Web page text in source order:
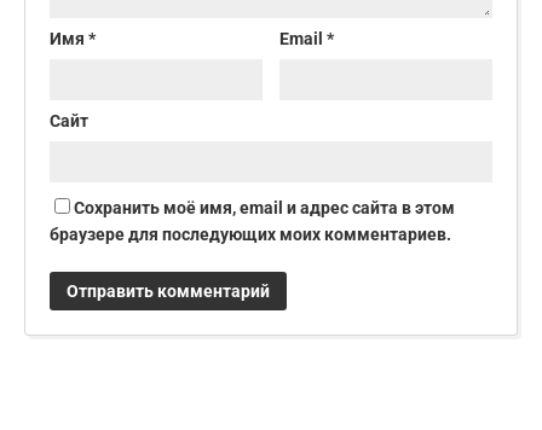
Имя * Email*
Сайт
Сохранить моё имя, email и адрес сайта в этом
браузере для последующих моих комментариев.